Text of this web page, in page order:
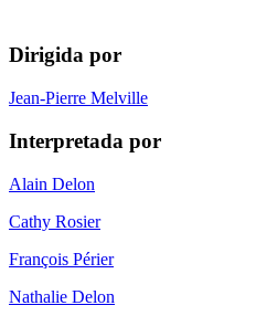
Dirigida por
Jean-Pierre Melville
Interpretada por
Alain Delon
Cathy Rosier
François Périer
Nathalie Delon